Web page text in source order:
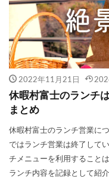
2022年11月21日
休暇村富士のランチ
まとめ
休暇村富士のランチ営業に
ではランチ営業は終了して
チメニューを利用すること
ランチ内容を記録として紹